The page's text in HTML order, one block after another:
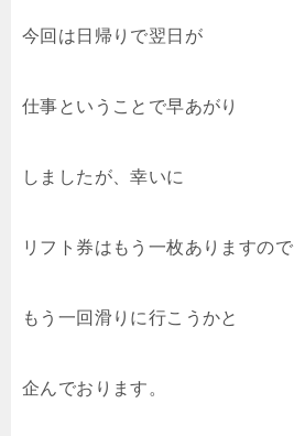
今回は日帰りで翌日が
仕事ということで早あがり
しましたが、幸いに
リフト券はもう一枚ありますので
もう一回滑りに行こうかと
企んでおります。